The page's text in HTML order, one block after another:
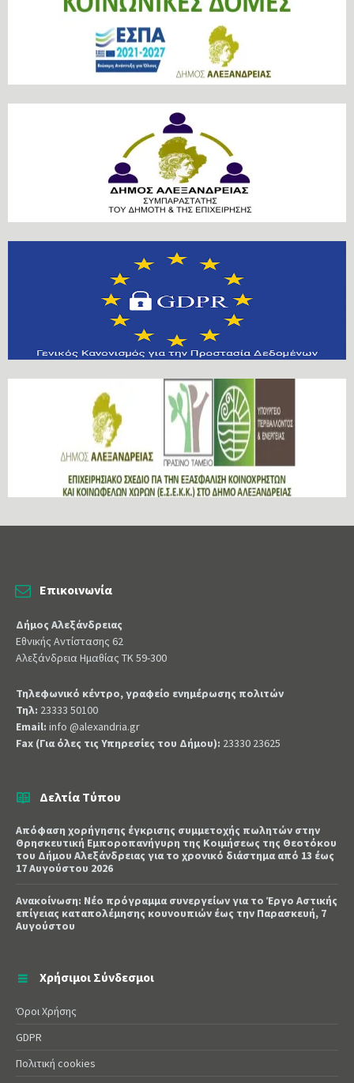
Επικοινωνία
Δήμος Αλεξάνδρειας
Εθνικής Αντίστασης 62
Αλεξάνδρεια Ημαθίας ΤΚ 59-300
Τηλεφωνικό κέντρο, γραφείο ενημέρωσης πολιτών
Τηλ: 23333 50100
Email: info @alexandria.gr
Fax (Για όλες τις Υπηρεσίες του Δήμου): 23330 23625
Δελτία Τύπου
Απόφαση χορήγησης έγκρισης συμμετοχής πωλητών στην
Θρησκευτική Εμποροπανήγυρη της Κοιμήσεως της Θεοτόκου
του Δήμου Αλεξάνδρειας για το χρονικό διάστημα από 13 έως
17 Αυγούστου 2026
Ανακοίνωση: Νέο πρόγραμμα συνεργείων για το Έργο Αστικής
επίγειας καταπολέμησης κουνουπιών έως την Παρασκευή, 7
Αυγούστου
Χρήσιμοι Σύνδεσμοι
Όροι Χρήσης
GDPR
Πολιτική cookies